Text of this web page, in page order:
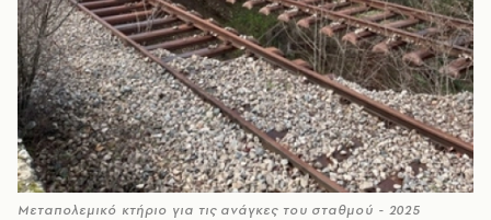
Μεταπολεμικό κτήριο για τις ανάγκες του σταθμού - 2025